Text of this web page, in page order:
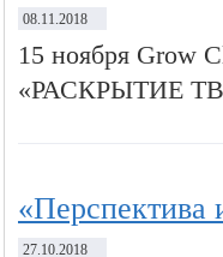
08.11.2018
15 ноября Grow
«РАСКРЫТИЕ
«Перспектива
27.10.2018